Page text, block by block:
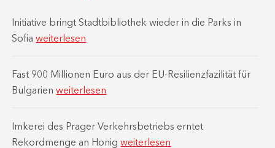
Initiative bringt Stadtbibliothek wieder in die Parks in
Sofiaweiterlesen
Fast 900 Millionen Euro aus der EU-Resilienzfazilität für
Bulgarienweiterlesen
Imkerei des Prager Verkehrsbetriebs erntet
Rekordmenge an Honigweiterlesen